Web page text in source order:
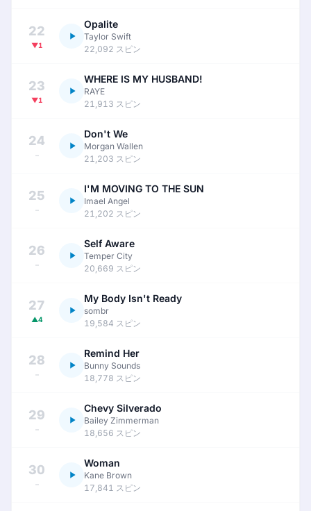
22
▼1
Opalite
Taylor Swift
22,092 スピン
23
▼1
WHERE IS MY HUSBAND!
RAYE
21,913 スピン
24
–
Don't We
Morgan Wallen
21,203 スピン
25
–
I'M MOVING TO THE SUN
Imael Angel
21,202 スピン
26
–
Self Aware
Temper City
20,669 スピン
27
▲4
My Body Isn't Ready
sombr
19,584 スピン
28
–
Remind Her
Bunny Sounds
18,778 スピン
29
–
Chevy Silverado
Bailey Zimmerman
18,656 スピン
30
–
Woman
Kane Brown
17,841 スピン